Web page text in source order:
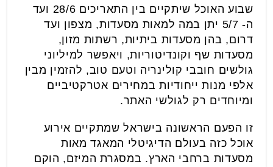
שבוע האוכל שיתקיים בין התאריכים 28/6 ועד
ה- 5/7 יתן במה למאות מסעדות, מצפון ועד
דרום, בהן מסעדות ביתיות, רשתות מזון,
מסעדות שף וקונדיטוריות, ויאפשר למיליוני
גולשים חובבי קולינריה וטעם טוב, להזמין מבין
אלפי מנות ייחודיות במחירים אטרקטיביים
ומיוחדים רק לגולשי האתר.
זו הפעם הראשונה בישראל שמתקיים אירוע
אוכל כזה בעולם הדיגיטלי המאגד מאות
מסעדות ברחבי הארץ. במסגרת המיזם, הוקם